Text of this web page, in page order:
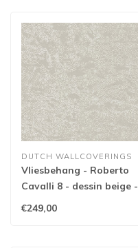
DUTCH WALLCOVERINGS
Vliesbehang - Roberto
Cavalli 8 - dessin beige -
19038
€249,00